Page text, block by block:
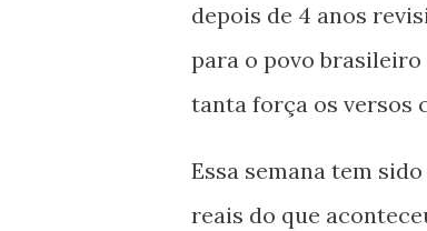
depois de 4 anos
para o povo
tanta força os versos
Essa semana tem
reais do que